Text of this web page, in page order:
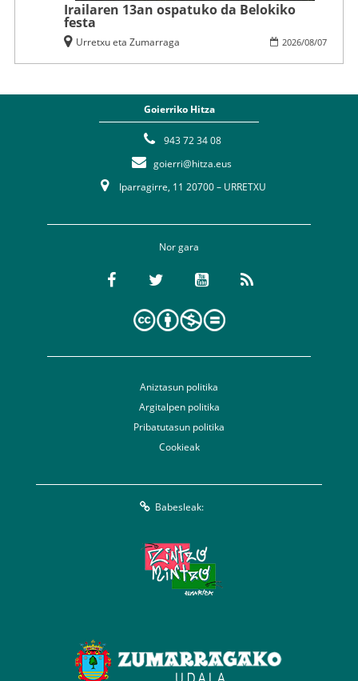
Irailaren 13an ospatuko da Belokiko
festa
2026/08/07
Urretxu eta Zumarraga
Goierriko Hitza
943 72 34 08
goierri@hitza.eus
Iparragirre, 11 20700 – URRETXU
Nor gara
Aniztasun politika
Argitalpen politika
Pribatutasun politika
Cookieak
Babesleak: